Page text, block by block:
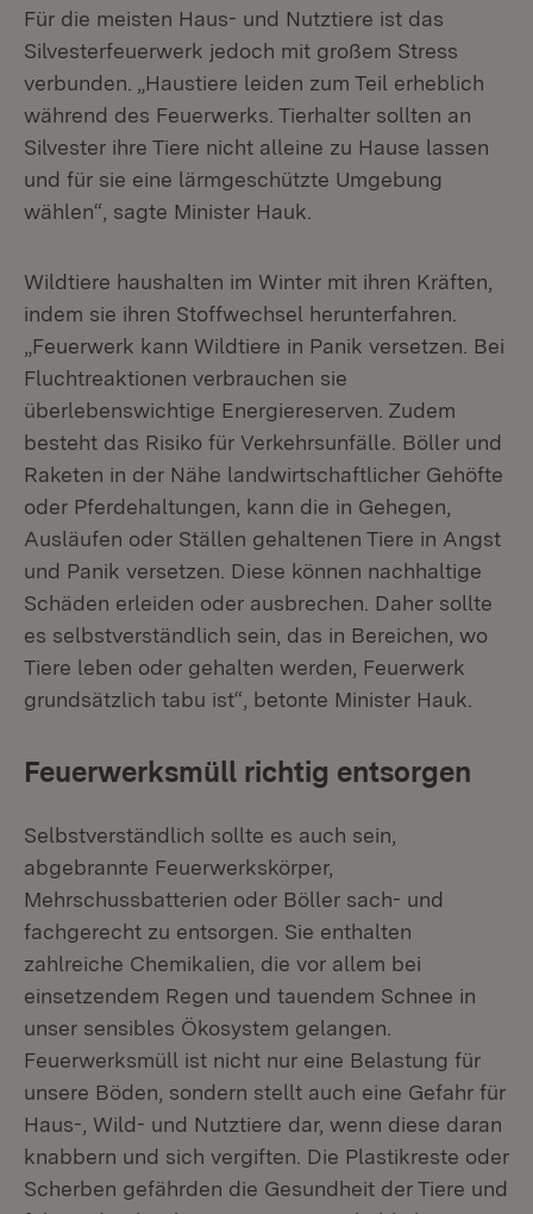
Für die meisten Haus- und Nutztiere ist das
Silvesterfeuerwerk jedoch mit großem Stress
verbunden. „Haustiere leiden zum Teil erheblich
während des Feuerwerks. Tierhalter sollten an
Silvester ihre Tiere nicht alleine zu Hause lassen
und für sie eine lärmgeschützte Umgebung
wählen“, sagte Minister Hauk.
Wildtiere haushalten im Winter mit ihren Kräften,
indem sie ihren Stoffwechsel herunterfahren.
„Feuerwerk kann Wildtiere in Panik versetzen. Bei
Fluchtreaktionen verbrauchen sie
überlebenswichtige Energiereserven. Zudem
besteht das Risiko für Verkehrsunfälle. Böller und
Raketen in der Nähe landwirtschaftlicher Gehöfte
oder Pferdehaltungen, kann die in Gehegen,
Ausläufen oder Ställen gehaltenen Tiere in Angst
und Panik versetzen. Diese können nachhaltige
Schäden erleiden oder ausbrechen. Daher sollte
es selbstverständlich sein, das in Bereichen, wo
Tiere leben oder gehalten werden, Feuerwerk
grundsätzlich tabu ist“, betonte Minister Hauk.
Feuerwerksmüll richtig entsorgen
Selbstverständlich sollte es auch sein,
abgebrannte Feuerwerkskörper,
Mehrschussbatterien oder Böller sach- und
fachgerecht zu entsorgen. Sie enthalten
zahlreiche Chemikalien, die vor allem bei
einsetzendem Regen und tauendem Schnee in
unser sensibles Ökosystem gelangen.
Feuerwerksmüll ist nicht nur eine Belastung für
unsere Böden, sondern stellt auch eine Gefahr für
Haus-, Wild- und Nutztiere dar, wenn diese daran
knabbern und sich vergiften. Die Plastikreste oder
Scherben gefährden die Gesundheit der Tiere und